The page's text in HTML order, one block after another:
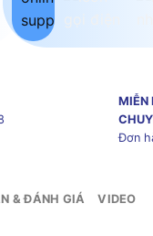
MIỄN
Đơn
& ĐÁNH GIÁ VIDEO